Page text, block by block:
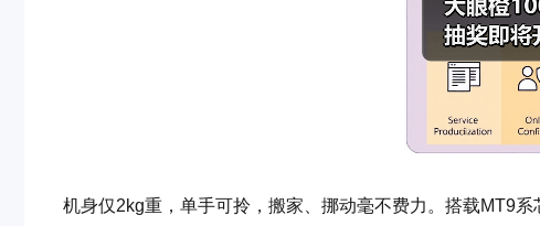
机身仅2kg重，单手可拎，搬家、挪动毫不费力。搭载MT9